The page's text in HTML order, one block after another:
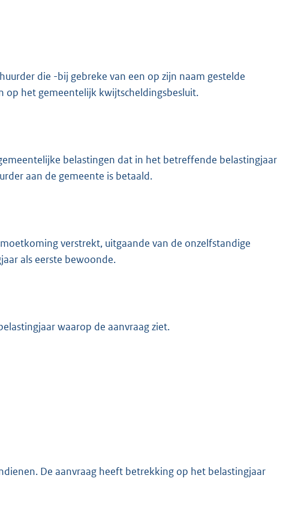
die -bij gebreke van een op zijn naam gestelde
op het gemeentelijk kwijtscheldingsbesluit.
belastingen dat in het betreffende belastingjaar
aan de gemeente is betaald.
verstrekt, uitgaande van de onzelfstandige
als eerste bewoonde.
waarop de aanvraag ziet.
De aanvraag heeft betrekking op het belastingjaar